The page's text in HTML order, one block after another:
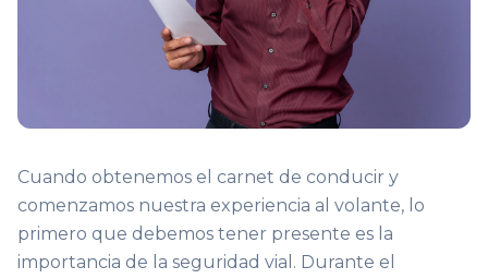
Cuando obtenemos el carnet de conducir y
comenzamos nuestra experiencia al volante, lo
primero que debemos tener presente es la
importancia de la seguridad vial. Durante el